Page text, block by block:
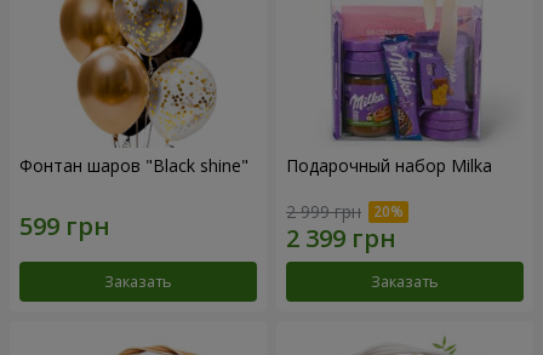
Фонтан шаров "Black shine"
Заказать
Подарочный набор Milka
2 999 грн
Заказать